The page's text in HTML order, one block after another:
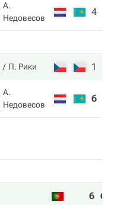
А.
Недовесов
4
П. Рики 1
А.
Недовесов
6
6 6